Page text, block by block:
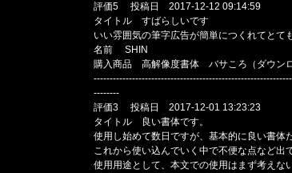
評価5 投稿日 2017-12-12 09:14:59
タイトル すばらしいです
いい雰囲気の筆字広告が簡単につくれてとて
名前 SHIN
購入商品 高解像度書体 バサころ（ダウン
--------
評価3 投稿日 2017-12-01 13:23:23
タイトル 良い書体です。
使用し始めて数日ですが、基本的に良い書体
これから使い込んでいく中で不便な点など出
使用用途として、本文での使用はまず考えな